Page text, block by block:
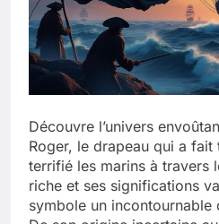
Découvrez
gratuit
collégiens et
4 Mois Ago
rezoactif.com
4 Mois Ago
Tout savoir
Découvre l’univers
Roger, le drapeau qui a
terrifié les marins à travers
riche et ses significations
symbole un incontournable